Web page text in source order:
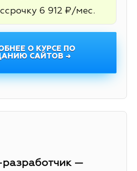
6 912 ₽/мес.
О КУРСЕ ПО
САЙТОВ →
разработчик —